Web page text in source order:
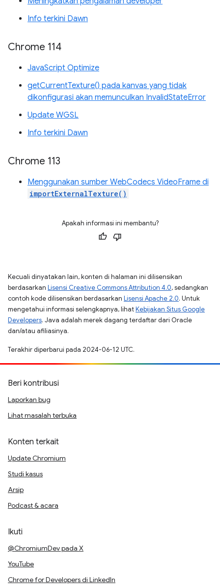
Info terkini Dawn
Chrome 114
JavaScript Optimize
getCurrentTexture() pada kanvas yang tidak
dikonfigurasi akan memunculkan InvalidStateError
Update WGSL
Info terkini Dawn
Chrome 113
Menggunakan sumber WebCodecs VideoFrame di
importExternalTexture()
Apakah informasi ini membantu?
Kecuali dinyatakan lain, konten di halaman ini dilisensikan
berdasarkan Lisensi Creative Commons Attribution 4.0, sedangkan
contoh kode dilisensikan berdasarkan Lisensi Apache 2.0. Untuk
mengetahui informasi selengkapnya, lihatKebijakan Situs Google
Developers. Java adalah merek dagang terdaftar dari Oracle
dan/atau afiliasinya.
Terakhir diperbarui pada 2024-06-12 UTC.
Beri kontribusi
Laporkan bug
Lihat masalah terbuka
Konten terkait
Update Chromium
Studi kasus
Arsip
Podcast & acara
Ikuti
@ChromiumDev pada X
YouTube
Chrome for Developers di LinkedIn